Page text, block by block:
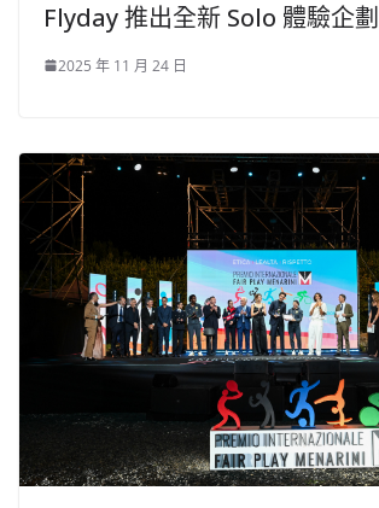
Flyday 推出全新 Solo 體驗企劃
2025 年 11 月 24 日